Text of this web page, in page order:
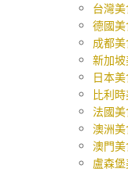
台灣
德國
成都
新加
日本
比利
法國
澳洲
澳門
盧森